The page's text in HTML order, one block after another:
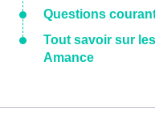
Questions
Tout savoir sur
Amance